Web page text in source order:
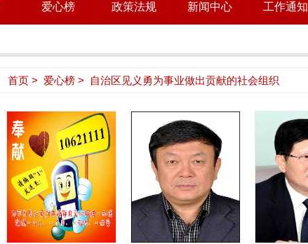
爱心榜 政策法规 新闻中心 工作通知
首页 > 爱心榜 > 自治区见义勇为事业做出贡献的社会组织